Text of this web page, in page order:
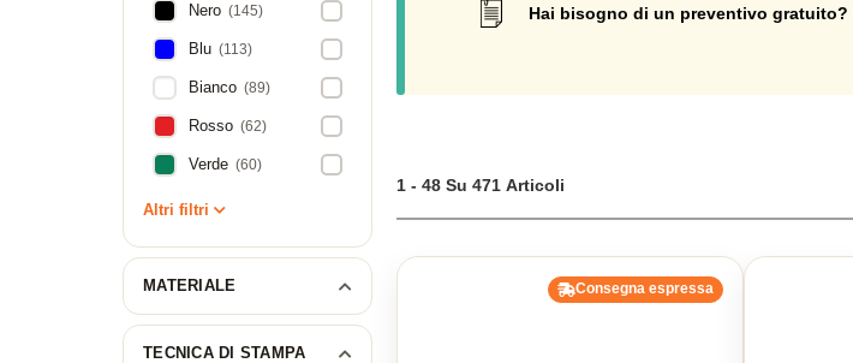
Nero (145)
Blu (113)
Bianco (89)
Rosso (62)
Verde (60)
Altri filtri
MATERIALE
TECNICA DI STAMPA
Hai bisogno di un preventivo gratuito?
1 - 48 Su 471 Articoli
Consegna espressa